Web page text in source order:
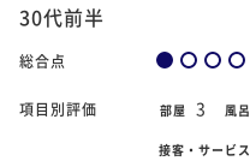
30代前半
総合点
項目別評価 部屋 3 風呂
接客・サービス